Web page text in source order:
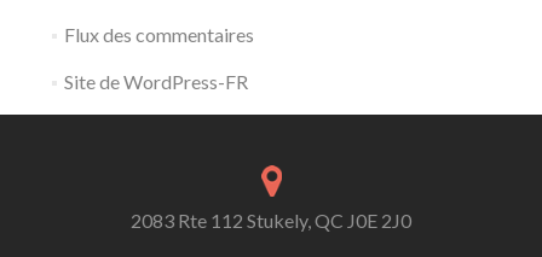
Flux des commentaires
Site de WordPress-FR
2083 Rte 112 Stukely, QC J0E 2J0